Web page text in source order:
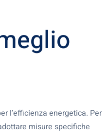
l’efficienza energetica. Per
misure specifiche